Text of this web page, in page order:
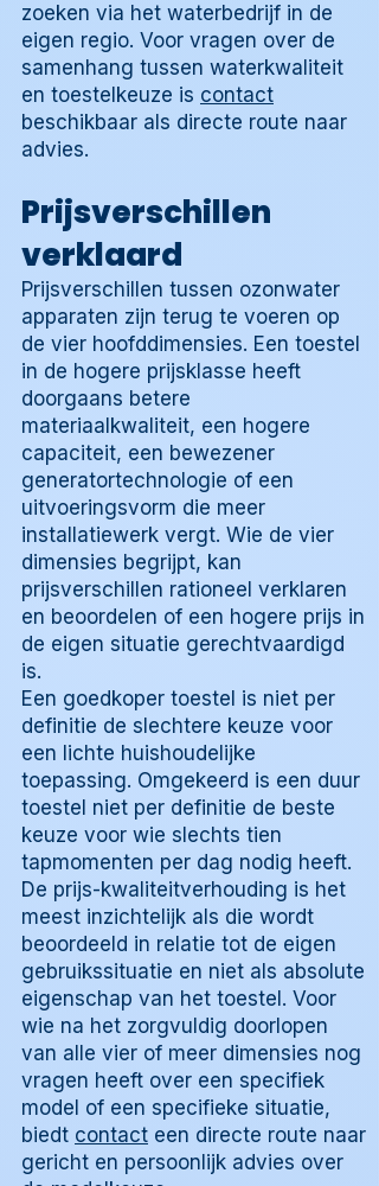
zoeken via het waterbedrijf in de
eigen regio. Voor vragen over de
samenhang tussen waterkwaliteit
en toestelkeuze is contact
beschikbaar als directe route naar
advies.
Prijsverschillen
verklaard
Prijsverschillen tussen ozonwater
apparaten zijn terug te voeren op
de vier hoofddimensies. Een toestel
in de hogere prijsklasse heeft
doorgaans betere
materiaalkwaliteit, een hogere
capaciteit, een bewezener
generatortechnologie of een
uitvoeringsvorm die meer
installatiewerk vergt. Wie de vier
dimensies begrijpt, kan
prijsverschillen rationeel verklaren
en beoordelen of een hogere prijs in
de eigen situatie gerechtvaardigd
is.
Een goedkoper toestel is niet per
definitie de slechtere keuze voor
een lichte huishoudelijke
toepassing. Omgekeerd is een duur
toestel niet per definitie de beste
keuze voor wie slechts tien
tapmomenten per dag nodig heeft.
De prijs-kwaliteitverhouding is het
meest inzichtelijk als die wordt
beoordeeld in relatie tot de eigen
gebruikssituatie en niet als absolute
eigenschap van het toestel. Voor
wie na het zorgvuldig doorlopen
van alle vier of meer dimensies nog
vragen heeft over een specifiek
model of een specifieke situatie,
biedt contact een directe route naar
gericht en persoonlijk advies over